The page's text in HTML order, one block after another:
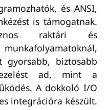
és ANSI,
is támogatnak.
raktári és
biztosabb
ad, mint a
A dokkoló I/O
integrációra készült.